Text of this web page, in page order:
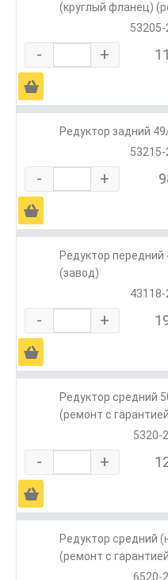
(круглый фланец)
- +
Ä
Редуктор задний
- +
Ä
Редуктор
(завод)
- +
Ä
Редуктор средний
(ремонт с
5320-
- +
Ä
Редуктор средний
(ремонт с
6520-